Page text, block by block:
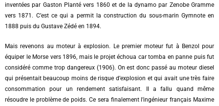
inventées par Gaston Planté vers 1860 et de la dynamo par Zenobe Gramme
vers 1871. C’est ce qui a permit la construction du sous-marin Gymnote en
1888 puis du Gustave Zédé en 1894.
Mais revenons au moteur à explosion. Le premier moteur fut à Benzol pour
équiper le Morse vers 1896, mais le projet échoua car tomba en panne puis fut
considéré comme trop dangereux (1906). On est donc passé au moteur diesel
qui présentait beaucoup moins de risque d’explosion et qui avait une très faire
consommation pour un rendement satisfaisant. Il a fallu quand même
résoudre le problème de poids. Ce sera finalement l’ingénieur français Maxime